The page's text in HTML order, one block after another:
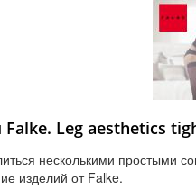
Falke. Leg aesthetics
несколькими простыми
изделий от Falke.